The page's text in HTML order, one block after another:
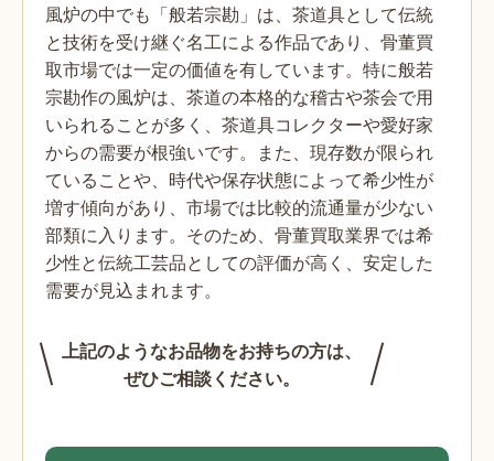
風炉の中でも「般若宗勘」は、茶道具として伝統
と技術を受け継ぐ名工による作品であり、骨董買
取市場では一定の価値を有しています。特に般若
宗勘作の風炉は、茶道の本格的な稽古や茶会で用
いられることが多く、茶道具コレクターや愛好家
からの需要が根強いです。また、現存数が限られ
ていることや、時代や保存状態によって希少性が
増す傾向があり、市場では比較的流通量が少ない
部類に入ります。そのため、骨董買取業界では希
少性と伝統工芸品としての評価が高く、安定した
需要が見込まれます。
上記のようなお品物をお持ちの方は、
ぜひご相談ください。